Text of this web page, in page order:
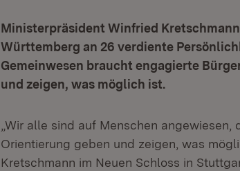
Ministerpräsident Winfried
Württemberg an 26 verdiente
Gemeinwesen braucht engagierte
und zeigen, was möglich ist.
„Wir alle sind auf Menschen
Orientierung geben und zeigen, was
Kretschmann im Neuen Schloss in